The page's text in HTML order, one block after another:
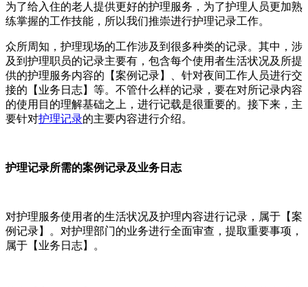
为了给入住的老人提供更好的护理服务，为了护理人员更加熟
练掌握的工作技能，所以我们推崇进行护理记录工作。
众所周知，护理现场的工作涉及到很多种类的记录。其中，涉
及到护理职员的记录主要有，包含每个使用者生活状况及所提
供的护理服务内容的【案例记录】、针对夜间工作人员进行交
接的【业务日志】等。不管什么样的记录，要在对所记录内容
的使用目的理解基础之上，进行记载是很重要的。接下来，主
要针对护理记录的主要内容进行介绍。
护理记录所需的案例记录及业务日志
对护理服务使用者的生活状况及护理内容进行记录，属于【案
例记录】。对护理部门的业务进行全面审查，提取重要事项，
属于【业务日志】。